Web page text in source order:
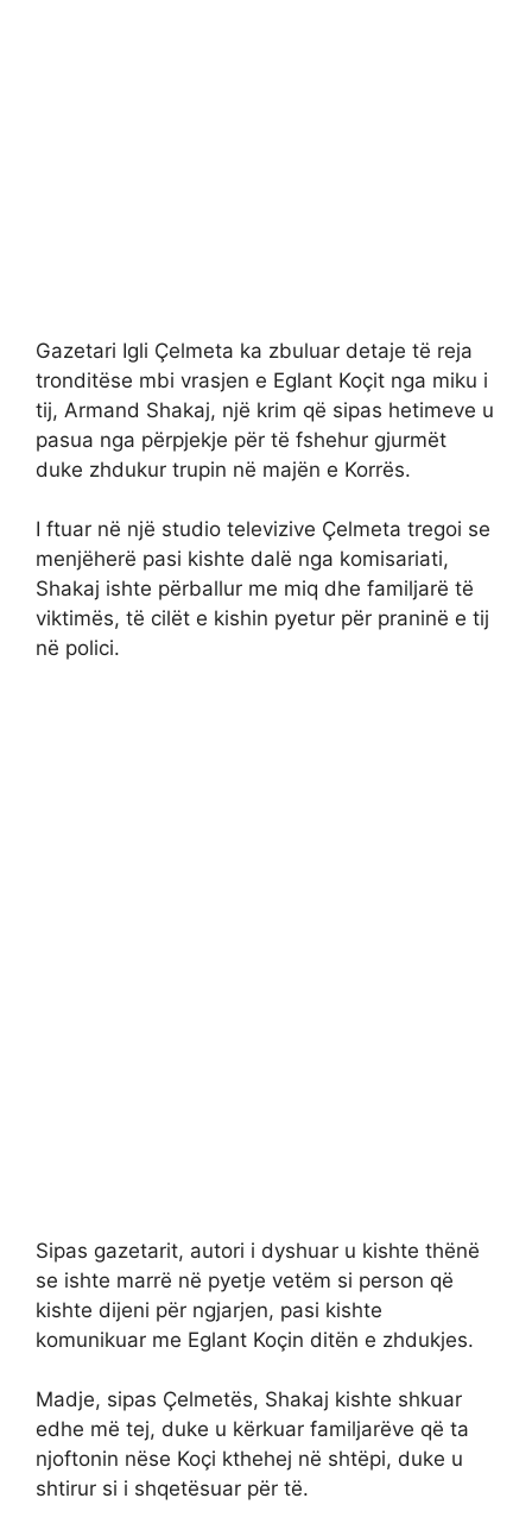
Gazetari Igli Çelmeta ka zbuluar detaje të reja
tronditëse mbi vrasjen e Eglant Koçit nga miku i
tij, Armand Shakaj, një krim që sipas hetimeve u
pasua nga përpjekje për të fshehur gjurmët
duke zhdukur trupin në majën e Korrës.
I ftuar në një studio televizive Çelmeta tregoi se
menjëherë pasi kishte dalë nga komisariati,
Shakaj ishte përballur me miq dhe familjarë të
viktimës, të cilët e kishin pyetur për praninë e tij
në polici.
Sipas gazetarit, autori i dyshuar u kishte thënë
se ishte marrë në pyetje vetëm si person që
kishte dijeni për ngjarjen, pasi kishte
komunikuar me Eglant Koçin ditën e zhdukjes.
Madje, sipas Çelmetës, Shakaj kishte shkuar
edhe më tej, duke u kërkuar familjarëve që ta
njoftonin nëse Koçi kthehej në shtëpi, duke u
shtirur si i shqetësuar për të.